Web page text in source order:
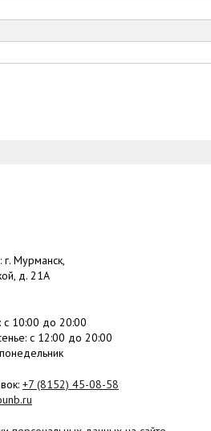
г. Мурманск,
д. 21А
: с 10:00 до 20:00
: c 12:00 до 20:00
+7 (8152) 45-08-58